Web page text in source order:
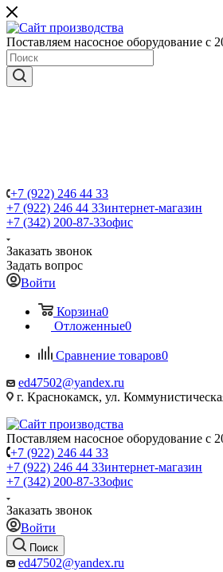
Поставляем насосное оборудование с
+7 (922) 246 44 33
+7 (922) 246 44 33интернет-магазин
+7 (342) 200-87-33офис
Заказать звонок
Задать вопрос
Войти
Корзина0
Отложенные0
Сравнение товаров0
ed47502@yandex.ru
г. Краснокамск, ул.
Поставляем насосное оборудование с
+7 (922) 246 44 33
+7 (922) 246 44 33интернет-магазин
+7 (342) 200-87-33офис
Заказать звонок
Войти
Поиск
ed47502@yandex.ru